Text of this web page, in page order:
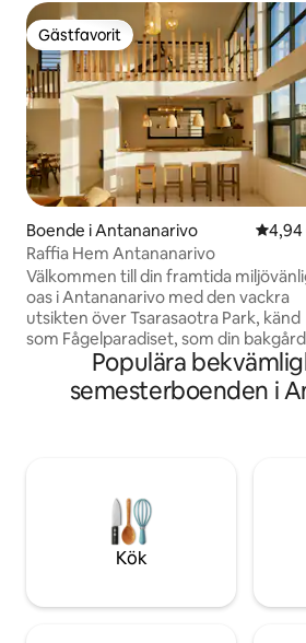
Gästfavorit
Gästfavorit
Boende i Antananarivo 4,94
4,94
Raffia Hem Antananarivo
Välkommen till din framtida
oas i Antananarivo med den vackra
utsikten över Tsarasaotra Park, känd
som Fågelparadiset, som din
Detta lyxiga boende förkroppsligar
essensen av minimalistiskt boende
samtidigt som det omfamnar det
ljus. Med fyra sovrum fördelade på två
våningar är avskildhet och lugn av
största vikt.
Populära
semesterboenden i
Kök